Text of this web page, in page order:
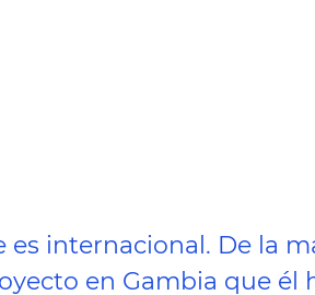
es internacional. De la
en Gambia que él